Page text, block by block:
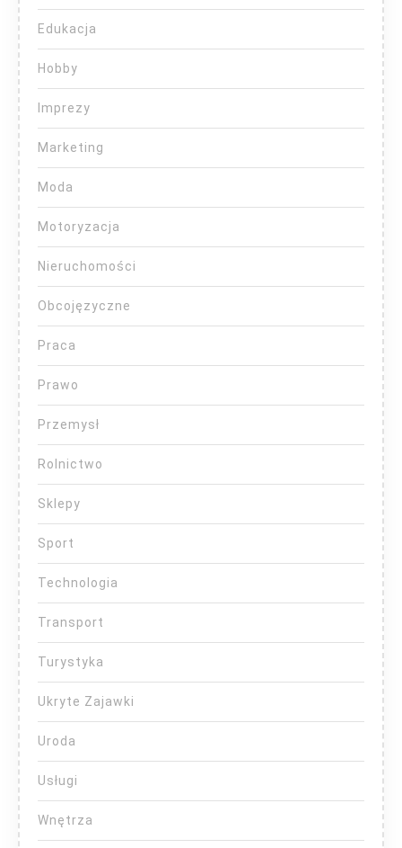
Edukacja
Hobby
Imprezy
Marketing
Moda
Motoryzacja
Nieruchomości
Obcojęzyczne
Praca
Prawo
Przemysł
Rolnictwo
Sklepy
Sport
Technologia
Transport
Turystyka
Ukryte Zajawki
Uroda
Usługi
Wnętrza